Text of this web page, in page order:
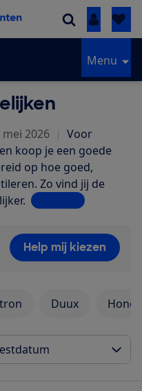
Inloggen
Menu
2026 | Voor
koop je een goede
op hoe goed,
Zo vind jij de
Lees meer
Help mij kiezen
Duux